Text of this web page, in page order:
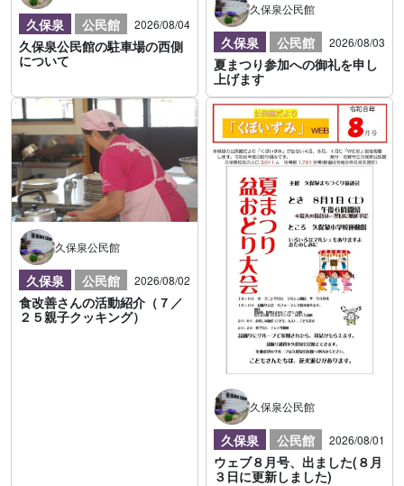
久保泉 公民館 2026/08/04
久保泉公民館の駐車場の西側
について
久保泉公民館
久保泉 公民館 2026/08/03
夏まつり参加への御礼を申し
上げます
久保泉公民館
久保泉 公民館 2026/08/02
食改善さんの活動紹介（７／
２５親子クッキング）
久保泉公民館
久保泉 公民館 2026/08/01
ウェブ８月号、出ました(８月
３日に更新しました)